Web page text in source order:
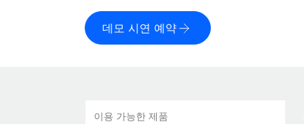
데모 시연 예약
이용 가능한 제품